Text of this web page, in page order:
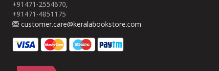
+91471-2554670,
+91471-4851175
customer.care@keralabookstore.com